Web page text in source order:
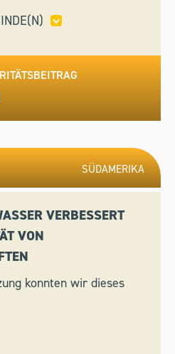
SÜDAMERIKA
VERBESSERT
VON
konnten wir dieses